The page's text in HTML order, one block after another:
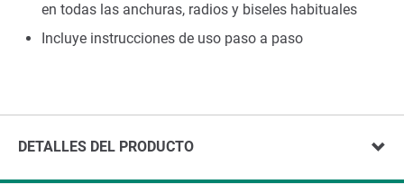
en todas las anchuras, radios y biseles habituales
Incluye instrucciones de uso paso a paso
DETALLES DEL PRODUCTO